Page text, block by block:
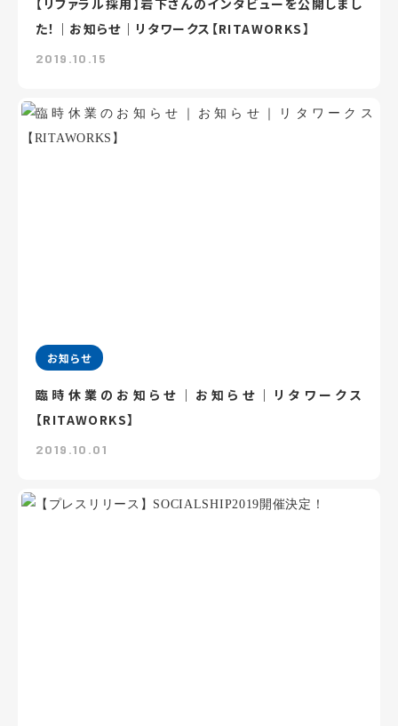
【リファラル採用】岩下さんのインタビューを公開しまし
た！｜お知らせ｜リタワークス【RITAWORKS】
2019.10.15
お知らせ
臨時休業のお知らせ｜お知らせ｜リタワークス
【RITAWORKS】
2019.10.01